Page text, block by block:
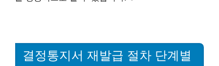
결정통지서 재발급 절차 단계별